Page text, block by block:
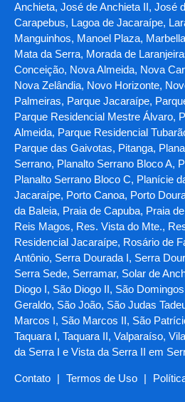
Anchieta, José de Anchieta II, José
Carapebus, Lagoa de Jacaraípe,
Manguinhos, Manoel Plaza,
Mata da Serra, Morada de
Conceição, Nova Almeida, Nova
Nova Zelândia, Novo Horizonte,
Palmeiras, Parque Jacaraípe,
Parque Residencial Mestre Álvaro,
Almeida, Parque Residencial
Parque das Gaivotas, Pitanga,
Serrano, Planalto Serrano Bloco A,
Planalto Serrano Bloco C, Planície
Jacaraípe, Porto Canoa, Porto
da Baleia, Praia de Capuba, Praia
Reis Magos, Res. Vista do Mte.,
Residencial Jacaraípe, Rosário de
Antônio, Serra Dourada I, Serra
Serra Sede, Serramar, Solar de
Diogo I, São Diogo II, São
Geraldo, São João, São Judas
Marcos I, São Marcos II, São
Taquara I, Taquara II, Valparaíso,
da Serra I e Vista da Serra II em
Contato | Termos de Uso |